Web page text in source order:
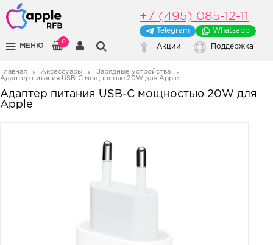
МЕНЮ
0
+7 (495) 085-12-11
Telegram Whatsapp
Акции Поддержка
Главная Аксессуары
Зарядные устройства
Адаптер питания USB-C мощностью 20W для Apple
Адаптер питания USB-C мощностью 20W для
Apple